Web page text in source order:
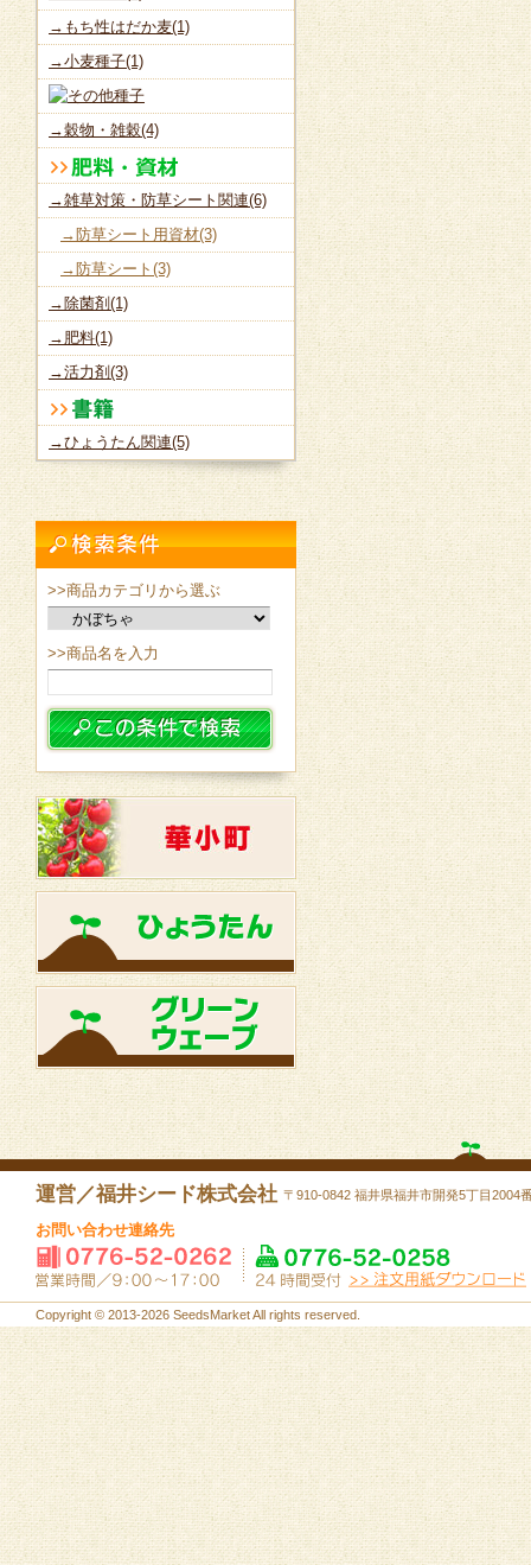
→もち性はだか麦(1)
→小麦種子(1)
→穀物・雑穀(4)
→雑草対策・防草シート関連(6)
→防草シート用資材(3)
→防草シート(3)
→除菌剤(1)
→肥料(1)
→活力剤(3)
→ひょうたん関連(5)
>>商品カテゴリから選ぶ
>>商品名を入力
運営／福井シード株式会社 〒910-0842 福井県福井市開発5丁目2004
お問い合わせ連絡先
Copyright © 2013-2026 SeedsMarket All rights reserved.